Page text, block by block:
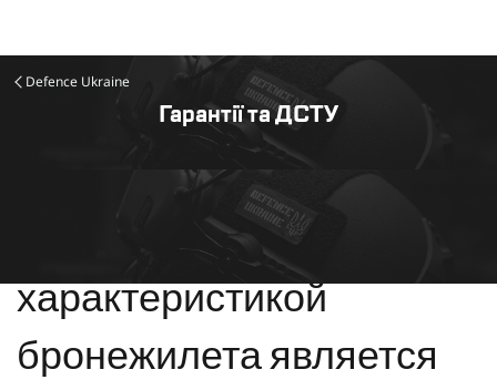
Defence Ukraine
Гарантії та ДСТУ
характеристикой
бронежилета является